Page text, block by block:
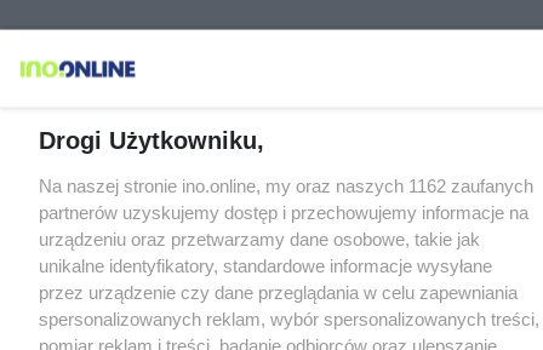
Drogi Użytkowniku,
Na naszej stronie ino.online, my oraz naszych 1162 zaufanych
partnerów uzyskujemy dostęp i przechowujemy informacje na
urządzeniu oraz przetwarzamy dane osobowe, takie jak
unikalne identyfikatory, standardowe informacje wysyłane
przez urządzenie czy dane przeglądania w celu zapewniania
spersonalizowanych reklam, wybór spersonalizowanych treści,
pomiar reklam i treści, badanie odbiorców oraz ulepszanie